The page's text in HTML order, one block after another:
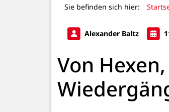
Sie befinden sich hier:
Alexander Baltz
Von